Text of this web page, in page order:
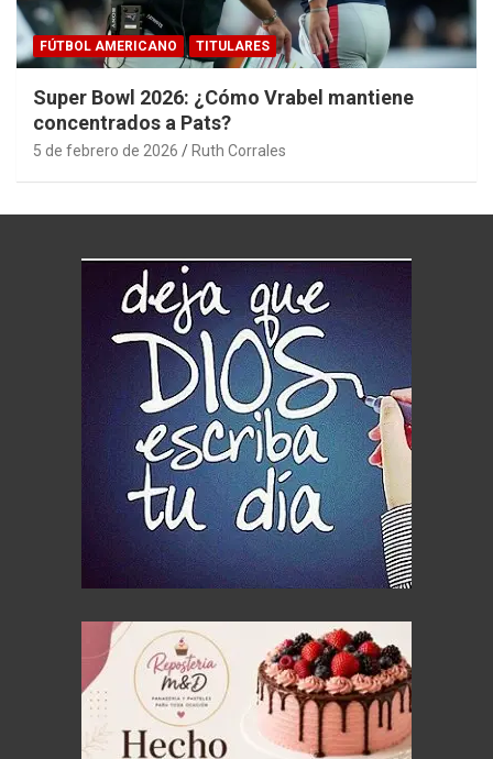
FÚTBOL AMERICANO TITULARES
Super Bowl 2026: ¿Cómo Vrabel mantiene
concentrados a Pats?
5 de febrero de 2026 Ruth Corrales